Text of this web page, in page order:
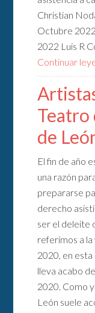
Christian
Octubre
2022 Luis R
Continuar
Teatro
de
El fin de año
una razón
prepararse
derecho
ser el deleite
referimos a
2020, en
lleva acabo
2020. Como
León suele